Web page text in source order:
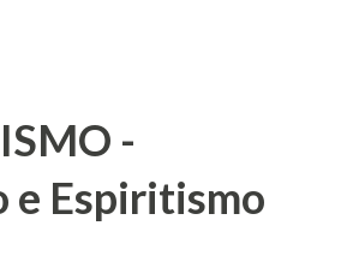
-
e Espiritismo